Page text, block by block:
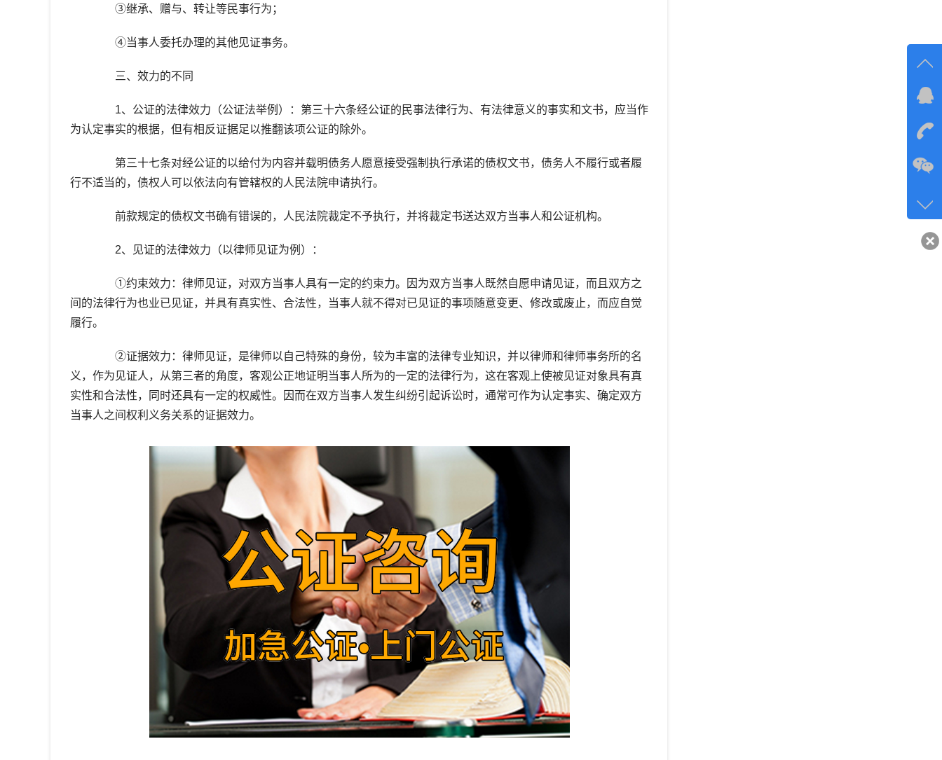
③继承、赠与、转让等民事行为；
④当事人委托办理的其他见证事务。
三、效力的不同
1、公证的法律效力（公证法举例）：第三十六条经公证的民事法律行为、有法律意义的事实和文书，应当作
为认定事实的根据，但有相反证据足以推翻该项公证的除外。
第三十七条对经公证的以给付为内容并载明债务人愿意接受强制执行承诺的债权文书，债务人不履行或者履
行不适当的，债权人可以依法向有管辖权的人民法院申请执行。
前款规定的债权文书确有错误的，人民法院裁定不予执行，并将裁定书送达双方当事人和公证机构。
2、见证的法律效力（以律师见证为例）：
①约束效力：律师见证，对双方当事人具有一定的约束力。因为双方当事人既然自愿申请见证，而且双方之
间的法律行为也业已见证，并具有真实性、合法性，当事人就不得对已见证的事项随意变更、修改或废止，而应自觉
履行。
②证据效力：律师见证，是律师以自己特殊的身份，较为丰富的法律专业知识，并以律师和律师事务所的名
义，作为见证人，从第三者的角度，客观公正地证明当事人所为的一定的法律行为，这在客观上使被见证对象具有真
实性和合法性，同时还具有一定的权威性。因而在双方当事人发生纠纷引起诉讼时，通常可作为认定事实、确定双方
当事人之间权利义务关系的证据效力。
在线
咨询
客服